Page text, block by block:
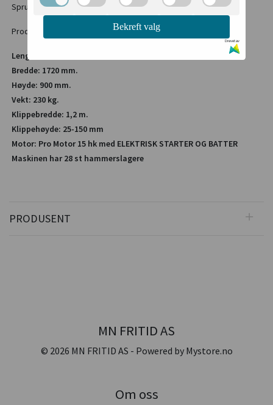
Sprutvern i forkant slik at du minsker risikoen for steinsprut.
Produktet må monteres før bruk. Monteringstid ca 1 time.
Lengde: 1760 mm.
Bredde: 1720 mm.
Høyde: 900 mm.
Vekt: 230 kg.
Klippebredde: 1,2 m.
Klippehøyde: 25-150 mm
Motor: Pro Motor 15 hk med ELEKTRISK STARTER OG BATTER
Maskinen har 28 st hammerslagere
PRODUSENT
Bekreft valg
Drevet av
MN FRITID AS
© 2026 MN FRITID AS - Powered by Mystore.no
Om oss